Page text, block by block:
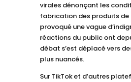
virales dénonçant les
fabrication des produits de
provoqué une vague
réactions du public ont
débat s’est déplacé vers
plus nuancés.
Sur TikTok et d’autres